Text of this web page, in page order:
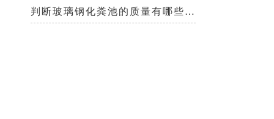
判断玻璃钢化粪池的质量有哪些好办法？